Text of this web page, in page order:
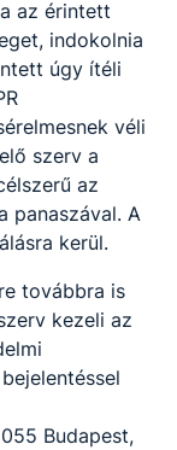
az érintett
indokolnia
úgy ítéli
véli
szerv a
az
panaszával. A
kerül.
továbbra is
kezeli az
Budapest,